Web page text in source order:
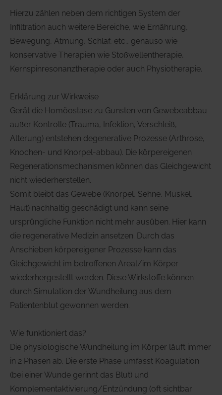
Hierzu zählen neben dem richtigen System der
Infiltration auch weitere Bereiche, wie Ernährung,
Bewegung, Atmung, Schlaf, etc., genauso wie
konservative Therapien wie Stoßwellentherapie,
Kernspinresonanztherapie oder auch Physiotherapie.
Erklärung zur Wirkweise
Gerät die Homöostase zu Gunsten von Gewebeabbau
außer Kontrolle (Trauma, Infektion, Verschleiß,
Alterung) entstehen degenerative Prozesse (Arthrose,
Knochen- und Knorpel-abbau). Die körpereigenen
Regenerationsmechanismen können das Gleichgewicht
nicht wiederherstellen.
Somit bleibt das Gewebe (Knorpel, Sehne, Muskel,
Haut) nachhaltig geschädigt und kann seine
ursprüngliche Funktion nicht mehr ausüben. Hier kann
die regenerative Medizin ansetzen. Durch das
Anschieben körpereigener Prozesse kann das
Gleichgewicht im betroffenen Areal/im Körper
wiederhergestellt werden. Diese Wirkstoffe können
durch Simulation der Wundheilung aus dem
Patientenblut gewonnen werden.
Wie funktioniert das?
Die physiologische Wundheilung im Körper läuft immer
in 2 Phasen ab. Die erste Phase umfasst Koagulation
(bei einer Wunde gerinnt das Blut) und
Komplementaktivierung/Entzündung (oft sichtbar